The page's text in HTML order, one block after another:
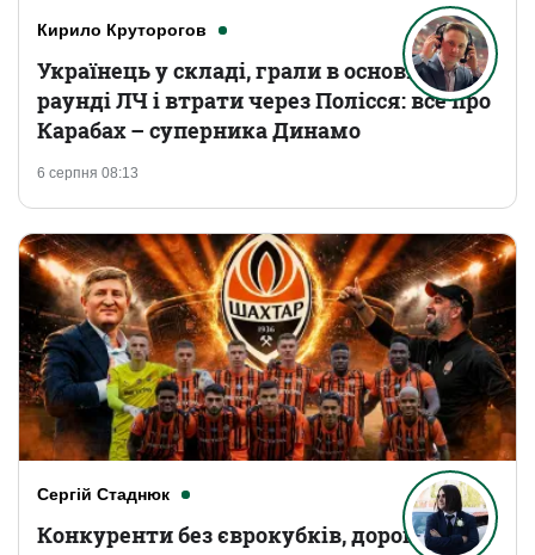
Кирило Круторогов
6 серпня 08:13
Українець у складі, грали в основному
раунді ЛЧ і втрати через Полісся: все про
Карабах – суперника Динамо
Сергій Стаднюк
Конкуренти без єврокубків, дорогі